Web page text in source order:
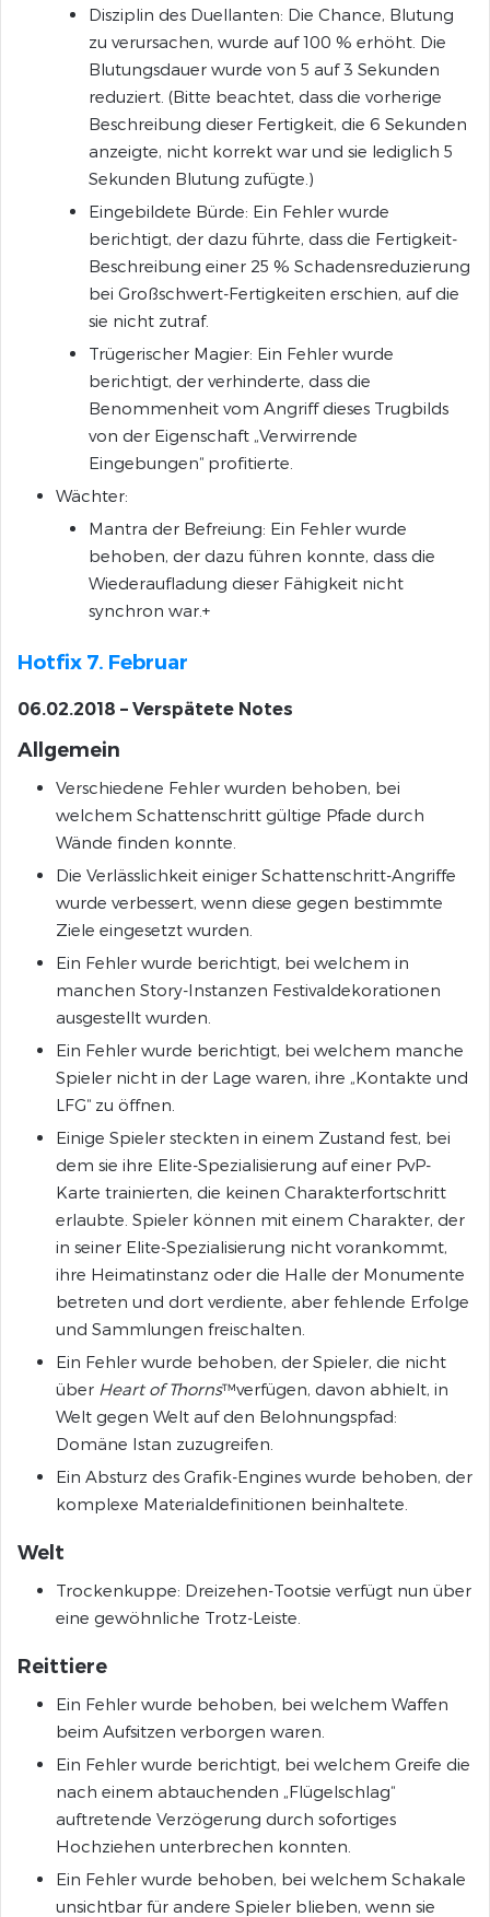
Disziplin des Duellanten: Die Chance, Blutung
zu verursachen, wurde auf 100 % erhöht. Die
Blutungsdauer wurde von 5 auf 3 Sekunden
reduziert. (Bitte beachtet, dass die vorherige
Beschreibung dieser Fertigkeit, die 6 Sekunden
anzeigte, nicht korrekt war und sie lediglich 5
Sekunden Blutung zufügte.)
Eingebildete Bürde: Ein Fehler wurde
berichtigt, der dazu führte, dass die Fertigkeit-
Beschreibung einer 25 % Schadensreduzierung
bei Großschwert-Fertigkeiten erschien, auf die
sie nicht zutraf.
Trügerischer Magier: Ein Fehler wurde
berichtigt, der verhinderte, dass die
Benommenheit vom Angriff dieses Trugbilds
von der Eigenschaft „Verwirrende
Eingebungen“ profitierte.
Wächter:
Mantra der Befreiung: Ein Fehler wurde
behoben, der dazu führen konnte, dass die
Wiederaufladung dieser Fähigkeit nicht
synchron war.+
Hotfix 7. Februar
06.02.2018 – Verspätete Notes
Allgemein
Verschiedene Fehler wurden behoben, bei
welchem Schattenschritt gültige Pfade durch
Wände finden konnte.
Die Verlässlichkeit einiger Schattenschritt-Angriffe
wurde verbessert, wenn diese gegen bestimmte
Ziele eingesetzt wurden.
Ein Fehler wurde berichtigt, bei welchem in
manchen Story-Instanzen Festivaldekorationen
ausgestellt wurden.
Ein Fehler wurde berichtigt, bei welchem manche
Spieler nicht in der Lage waren, ihre „Kontakte und
LFG“ zu öffnen.
Einige Spieler steckten in einem Zustand fest, bei
dem sie ihre Elite-Spezialisierung auf einer PvP-
Karte trainierten, die keinen Charakterfortschritt
erlaubte. Spieler können mit einem Charakter, der
in seiner Elite-Spezialisierung nicht vorankommt,
ihre Heimatinstanz oder die Halle der Monumente
betreten und dort verdiente, aber fehlende Erfolge
und Sammlungen freischalten.
Ein Fehler wurde behoben, der Spieler, die nicht
über Heart of Thorns™verfügen, davon abhielt, in
Welt gegen Welt auf den Belohnungspfad:
Domäne Istan zuzugreifen.
Ein Absturz des Grafik-Engines wurde behoben, der
komplexe Materialdefinitionen beinhaltete.
Welt
Trockenkuppe: Dreizehen-Tootsie verfügt nun über
eine gewöhnliche Trotz-Leiste.
Reittiere
Ein Fehler wurde behoben, bei welchem Waffen
beim Aufsitzen verborgen waren.
Ein Fehler wurde berichtigt, bei welchem Greife die
nach einem abtauchenden „Flügelschlag“
auftretende Verzögerung durch sofortiges
Hochziehen unterbrechen konnten.
Ein Fehler wurde behoben, bei welchem Schakale
unsichtbar für andere Spieler blieben, wenn sie